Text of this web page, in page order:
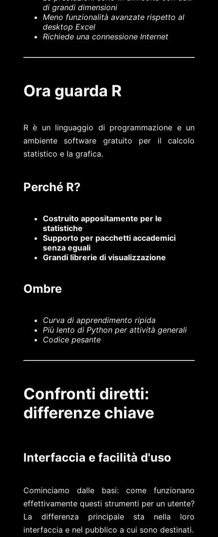
di grandi dimensioni
Meno funzionalità avanzate rispetto al
desktop Excel
Richiede una connessione Internet
Ora guarda R
R è un linguaggio di programmazione e un
ambiente software gratuito per il calcolo
statistico e la grafica.
Perché R?
Costruito appositamente per le
statistiche
Supporto per pacchetti accademici
senza eguali
Grandi librerie di visualizzazione
Ombre
Curva di apprendimento ripida
Più lento di Python per attività generali
Codice pesante
Confronti diretti:
differenze chiave
Interfaccia e facilità d'uso
Cominciamo dalle basi: come funzionano
effettivamente questi strumenti per un utente?
La differenza principale sta nella loro
interfaccia e nel pubblico a cui sono destinati.